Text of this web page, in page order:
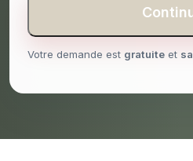
Votre demande est gratuite et